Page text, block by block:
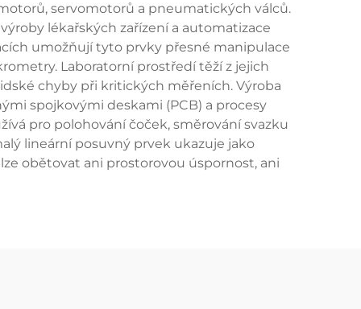
servomotorů a pneumatických válců.
lékařských zařízení a automatizace
umožňují tyto prvky přesné manipulace
Laboratorní prostředí těží z jejich
chyby při kritických měřeních. Výroba
spojkovými deskami (PCB) a procesy
pro polohování čoček, směrování svazku
lineární posuvný prvek ukazuje jako
obětovat ani prostorovou úspornost, ani